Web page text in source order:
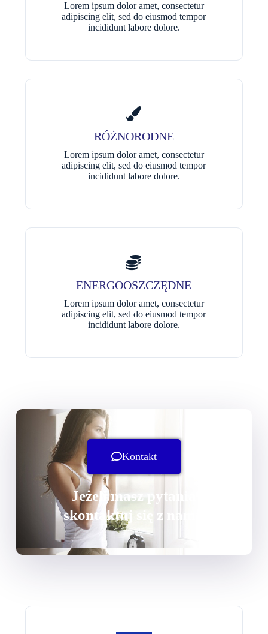
Lorem ipsum dolor amet, consectetur
adipiscing elit, sed do eiusmod tempor
incididunt labore dolore.
RÓŻNORODNE
Lorem ipsum dolor amet, consectetur
adipiscing elit, sed do eiusmod tempor
incididunt labore dolore.
ENERGOOSZCZĘDNE
Lorem ipsum dolor amet, consectetur
adipiscing elit, sed do eiusmod tempor
incididunt labore dolore.
Kontakt
Jeżeli masz pytania
skontaktuj się z nami!